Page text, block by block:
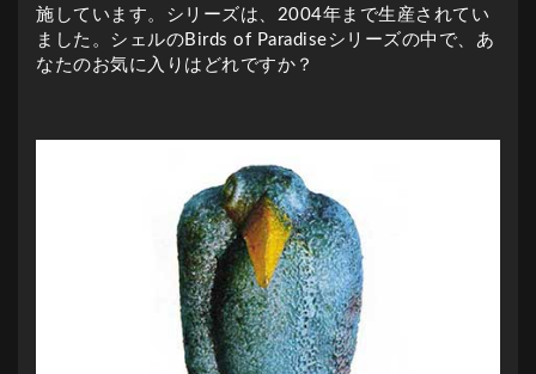
施しています。シリーズは、2004年まで生産されてい
ました。シェルのBirds of Paradiseシリーズの中で、あ
なたのお気に入りはどれですか？